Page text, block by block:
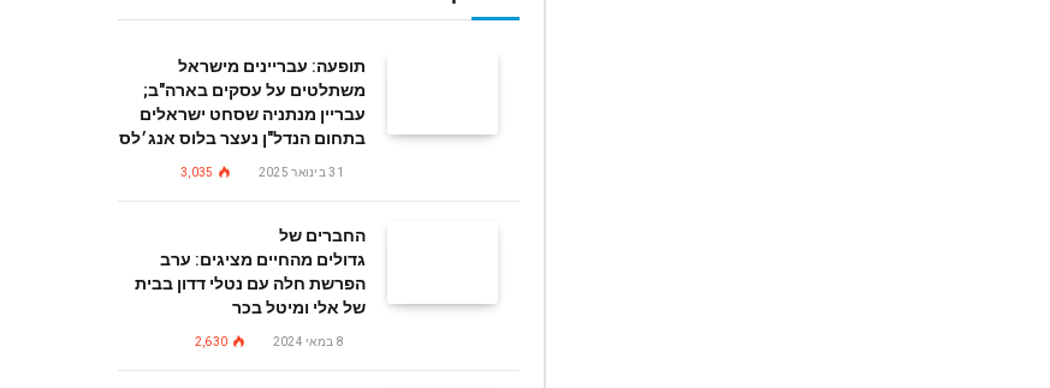
תופעה: עבריינים מישראל
משתלטים על עסקים בארה"ב;
עבריין מנתניה שסחט ישראלים
בתחום הנדל"ן נעצר בלוס אנג׳לס
31 בינואר 2025 3,035
החברים של
גדולים מהחיים מציגים: ערב
הפרשת חלה עם נטלי דדון בבית
של אלי ומיטל בכר
8 במאי 2024 2,630